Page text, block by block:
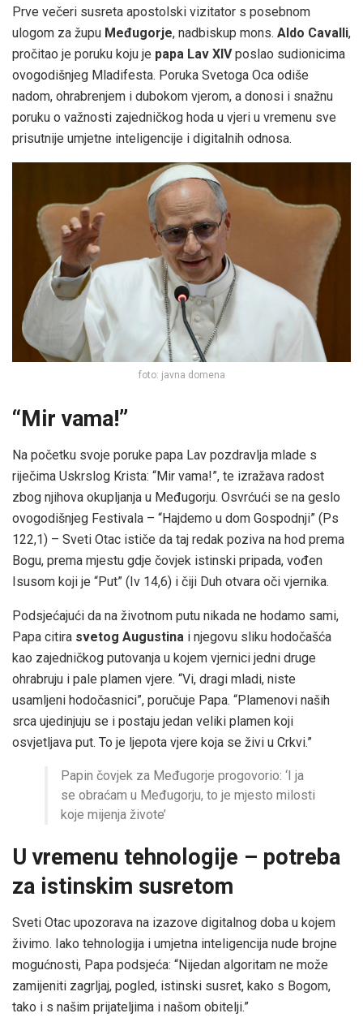
Prve večeri susreta apostolski vizitator s posebnom
ulogom za župu Međugorje, nadbiskup mons. Aldo Cavalli,
pročitao je poruku koju je papa Lav XIVposlao sudionicima
ovogodišnjeg Mladifesta. Poruka Svetoga Oca odiše
nadom, ohrabrenjem i dubokom vjerom, a donosi i snažnu
poruku o važnosti zajedničkog hoda u vjeri u vremenu sve
prisutnije umjetne inteligencije i digitalnih odnosa.
foto: javna domena
“Mir vama!”
Na početku svoje poruke papa Lav pozdravlja mlade s
riječima Uskrslog Krista: “Mir vama!”, te izražava radost
zbog njihova okupljanja u Međugorju. Osvrćući se na geslo
ovogodišnjeg Festivala – “Hajdemo u dom Gospodnji” (Ps
122,1) – Sveti Otac ističe da taj redak poziva na hod prema
Bogu, prema mjestu gdje čovjek istinski pripada, vođen
Isusom koji je “Put” (Iv 14,6) i čiji Duh otvara oči vjernika.
Podsjećajući da na životnom putu nikada ne hodamo sami,
Papa citira svetog Augustina i njegovu sliku hodočašća
kao zajedničkog putovanja u kojem vjernici jedni druge
ohrabruju i pale plamen vjere. “Vi, dragi mladi, niste
usamljeni hodočasnici”, poručuje Papa. “Plamenovi naših
srca ujedinjuju se i postaju jedan veliki plamen koji
osvjetljava put. To je ljepota vjere koja se živi u Crkvi.”
Papin čovjek za Međugorje progovorio: ‘I ja
se obraćam u Međugorju, to je mjesto milosti
koje mijenja živote’
U vremenu tehnologije – potreba
za istinskim susretom
Sveti Otac upozorava na izazove digitalnog doba u kojem
živimo. Iako tehnologija i umjetna inteligencija nude brojne
mogućnosti, Papa podsjeća: “Nijedan algoritam ne može
zamijeniti zagrljaj, pogled, istinski susret, kako s Bogom,
tako i s našim prijateljima i našom obitelji.”